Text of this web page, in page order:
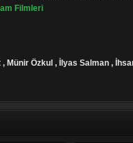
Filmleri
Münir Özkul , İlyas Salman ,